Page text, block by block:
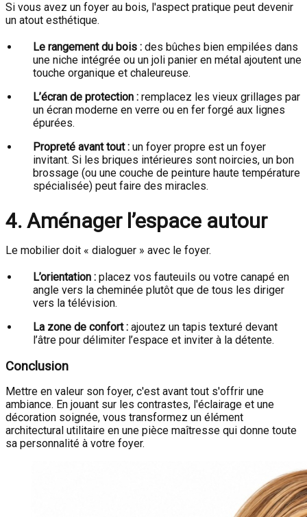
Si vous avez un foyer au bois, l'aspect pratique peut devenir
un atout esthétique.
Le rangement du bois : des bûches bien empilées dans
une niche intégrée ou un joli panier en métal ajoutent une
touche organique et chaleureuse.
L’écran de protection : remplacez les vieux grillages par
un écran moderne en verre ou en fer forgé aux lignes
épurées.
Propreté avant tout : un foyer propre est un foyer
invitant. Si les briques intérieures sont noircies, un bon
brossage (ou une couche de peinture haute température
spécialisée) peut faire des miracles.
4. Aménager l’espace autour
Le mobilier doit « dialoguer » avec le foyer.
L’orientation : placez vos fauteuils ou votre canapé en
angle vers la cheminée plutôt que de tous les diriger
vers la télévision.
La zone de confort : ajoutez un tapis texturé devant
l’âtre pour délimiter l’espace et inviter à la détente.
Conclusion
Mettre en valeur son foyer, c'est avant tout s'offrir une
ambiance. En jouant sur les contrastes, l'éclairage et une
décoration soignée, vous transformez un élément
architectural utilitaire en une pièce maîtresse qui donne toute
sa personnalité à votre foyer.